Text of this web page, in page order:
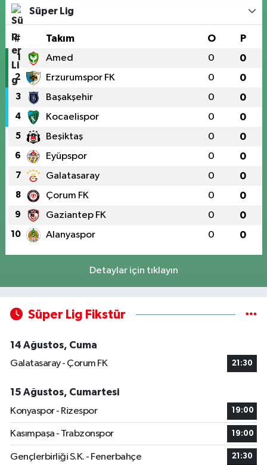
Süper Lig
# Takım O P
1 Amed 0 0
2 Erzurumspor FK 0 0
3 Başakşehir 0 0
4 Kocaelispor 0 0
5 Beşiktaş 0 0
6 Eyüpspor 0 0
7 Galatasaray 0 0
8 Çorum FK 0 0
9 Gaziantep FK 0 0
10 Alanyaspor 0 0
Detaylar için tıklayın
Süper Lig Fikstür
14 Ağustos, Cuma
Galatasaray - Çorum FK
21:30
15 Ağustos, Cumartesi
Konyaspor - Rizespor
19:00
Kasımpaşa - Trabzonspor 19:00
Gençlerbirliği S.K. - Fenerbahçe 21:30